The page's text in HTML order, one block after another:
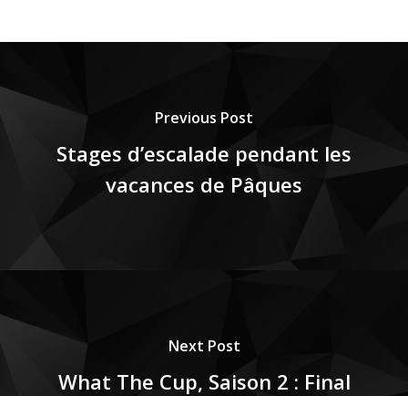
Previous Post
Stages d’escalade pendant les
vacances de Pâques
Next Post
What The Cup, Saison 2 : Final